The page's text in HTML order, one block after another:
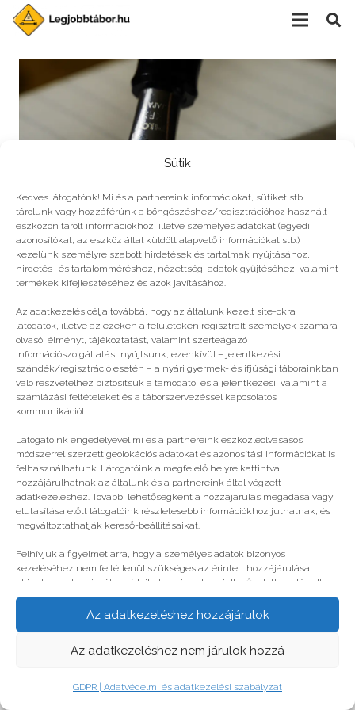
Sütik
Kedves látogatónk! Mi és a partnereink információkat, sütiket stb.
tárolunk vagy hozzáférünk a böngészéshez/regisztrációhoz használt
eszközön tárolt információkhoz, illetve személyes adatokat (egyedi
azonosítókat, az eszköz által küldött alapvető információkat stb.)
kezelünk személyre szabott hirdetések és tartalmak nyújtásához,
hirdetés- és tartalomméréshez, nézettségi adatok gyűjtéséhez, valamint
termékek kifejlesztéséhez és azok javításához.
Az adatkezelés célja továbbá, hogy az általunk kezelt site-okra
látogatók, illetve az ezeken a felületeken regisztrált személyek számára
olvasói élményt, tájékoztatást, valamint szerteágazó
információszolgáltatást nyújtsunk, ezenkívül – jelentkezési
szándék/regisztráció esetén – a nyári gyermek- és ifjúsági táborainkban
való részvételhez biztosítsuk a támogatói és a jelentkezési, valamint a
számlázási feltételeket és a táborszervezéssel kapcsolatos
kommunikációt.
Látogatóink engedélyével mi és a partnereink eszközleolvasásos
módszerrel szerzett geolokációs adatokat és azonosítási információkat is
felhasználhatunk. Látogatóink a megfelelő helyre kattintva
hozzájárulhatnak az általunk és a partnereink által végzett
adatkezeléshez. További lehetőségként a hozzájárulás megadása vagy
elutasítása előtt látogatóink részletesebb információkhoz juthatnak, és
megváltoztathatják kereső-beállításaikat.
Felhívjuk a figyelmet arra, hogy a személyes adatok bizonyos
kezeléséhez nem feltétlenül szükséges az érintett hozzájárulása,
akinek azonban jogában áll tiltakozni az ilyen jellegű adatkezelés ellen.
A beállítások csak erre a weboldalra érvényesek. Erre a webhelyre
visszatérve vagy az ADATKEZELÉSI TÁJÉKOZTATÓ, ADATVÉDELMI ÉS
Az adatkezeléshez hozzájárulok
Az adatkezeléshez nem járulok hozzá
GDPR | Adatvédelmi és adatkezelési szabályzat
Válj íróvá a PT táborában!
© legjobbtabor.hu
GDPR | Adatvédelmi és adatkezelési szabályzat